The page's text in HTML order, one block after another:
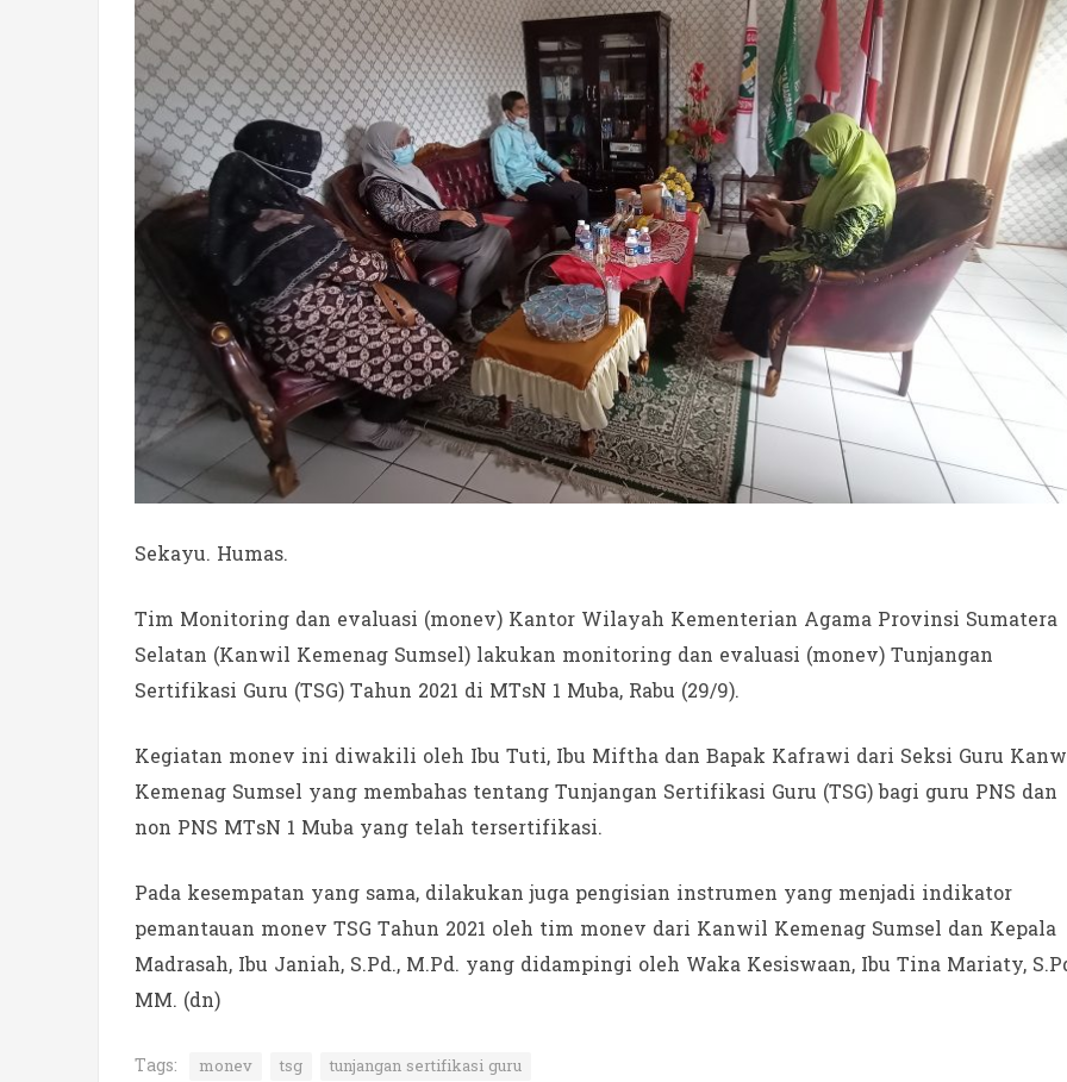
Sekayu. Humas.
Tim Monitoring dan evaluasi (monev) Kantor Wilayah Kementerian Agama Provinsi Sumatera
Selatan (Kanwil Kemenag Sumsel) lakukan monitoring dan evaluasi (monev) Tunjangan
Sertifikasi Guru (TSG) Tahun 2021 di MTsN 1 Muba, Rabu (29/9).
Kegiatan monev ini diwakili oleh Ibu Tuti, Ibu Miftha dan Bapak Kafrawi dari Seksi Guru
Kemenag Sumsel yang membahas tentang Tunjangan Sertifikasi Guru (TSG) bagi guru PNS dan
non PNS MTsN 1 Muba yang telah tersertifikasi.
Pada kesempatan yang sama, dilakukan juga pengisian instrumen yang menjadi indikator
pemantauan monev TSG Tahun 2021 oleh tim monev dari Kanwil Kemenag Sumsel dan Kepala
Madrasah, Ibu Janiah, S.Pd., M.Pd. yang didampingi oleh Waka Kesiswaan, Ibu Tina Mariaty,
MM. (dn)
Tags: monev tsg tunjangan sertifikasi guru